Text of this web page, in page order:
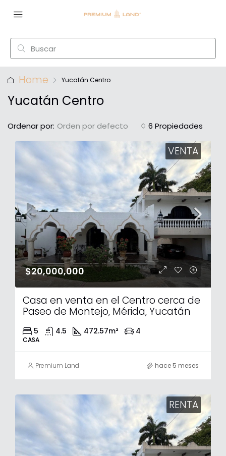
Home Yucatán Centro
Yucatán Centro
6 Propiedades
Ordenar por: Orden por defecto
VENTA
$20,000,000
Casa en venta en el Centro cerca de
Paseo de Montejo, Mérida, Yucatán
5 4.5 472.57m² 4
CASA
Premium Land hace 5 meses
RENTA